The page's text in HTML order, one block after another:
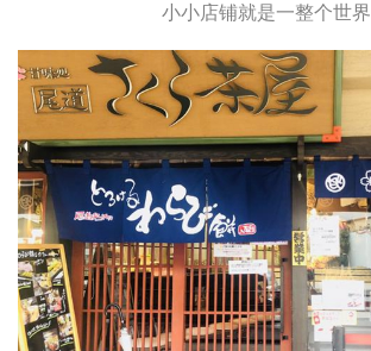
小小店铺就是一整个世界